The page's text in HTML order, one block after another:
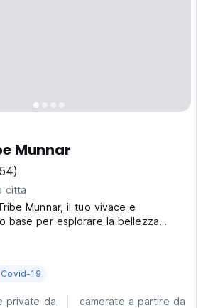
Munnar
citta
Munnar, il tuo vivace e
base per esplorare la bellezza
Situato a Pallivasal, Devikulam, il
una miscela unica di avventura e
19
private da camerate a partire da